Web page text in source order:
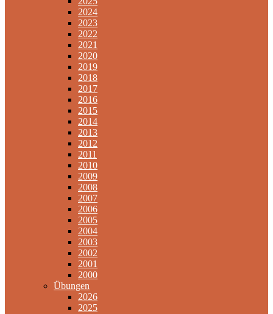
2024
2023
2022
2021
2020
2019
2018
2017
2016
2015
2014
2013
2012
2011
2010
2009
2008
2007
2006
2005
2004
2003
2002
2001
2000
Übungen
2026
2025